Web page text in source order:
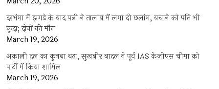
दरभंगा में झगड़े के बाद पत्नी ने तालाब में लगा दी छलांग, बचाने को पति भी
कूदा; दोनों की मौत
March 19, 2026
अकाली दल का कुनबा बढ़ा, सुखबीर बादल ने पूर्व IAS केजीएस चीमा को
पार्टी में किया शामिल
March 19, 2026